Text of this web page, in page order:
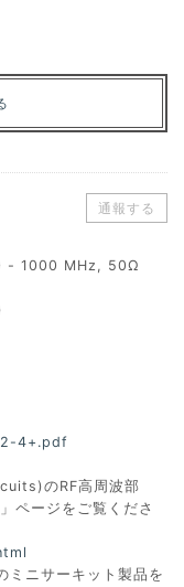
通報する
- 1000 MHz, 50Ω
4+.pdf
のRF高周波部
ページをご覧くださ
ミニサーキット製品を